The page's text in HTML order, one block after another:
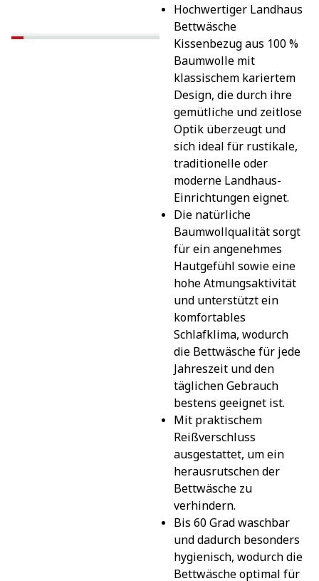
Hochwertiger Landhaus
Bettwäsche
Kissenbezug aus 100 %
Baumwolle mit
klassischem kariertem
Design, die durch ihre
gemütliche und zeitlose
Optik überzeugt und
sich ideal für rustikale,
traditionelle oder
moderne Landhaus-
Einrichtungen eignet.
Die natürliche
Baumwollqualität sorgt
für ein angenehmes
Hautgefühl sowie eine
hohe Atmungsaktivität
und unterstützt ein
komfortables
Schlafklima, wodurch
die Bettwäsche für jede
Jahreszeit und den
täglichen Gebrauch
bestens geeignet ist.
Mit praktischem
Reißverschluss
ausgestattet, um ein
herausrutschen der
Bettwäsche zu
verhindern.
Bis 60 Grad waschbar
und dadurch besonders
hygienisch, wodurch die
Bettwäsche optimal für